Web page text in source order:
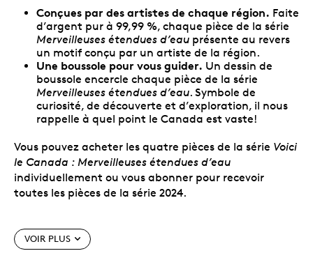
Conçues par des artistes de chaque région. Faite
d’argent pur à 99,99 %, chaque pièce de la série
Merveilleuses étendues d’eau présente au revers
un motif conçu par un artiste de la région.
Une boussole pour vous guider. Un dessin de
boussole encercle chaque pièce de la série
Merveilleuses étendues d’eau. Symbole de
curiosité, de découverte et d’exploration, il nous
rappelle à quel point le Canada est vaste!
Vous pouvez acheter les quatre pièces de la série Voici
le Canada : Merveilleuses étendues d’eau
individuellement ou vous abonner pour recevoir
toutes les pièces de la série 2024.
Abonnez-vous à la série
d’eaupour profiter de multiples avantages :
VOIR PLUS